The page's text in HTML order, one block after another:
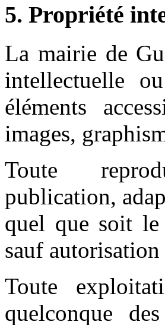
5. Propriété
La mairie de
intellectuelle
éléments
images,
Toute
publication,
quel que soit
sauf
Toute
quelconque